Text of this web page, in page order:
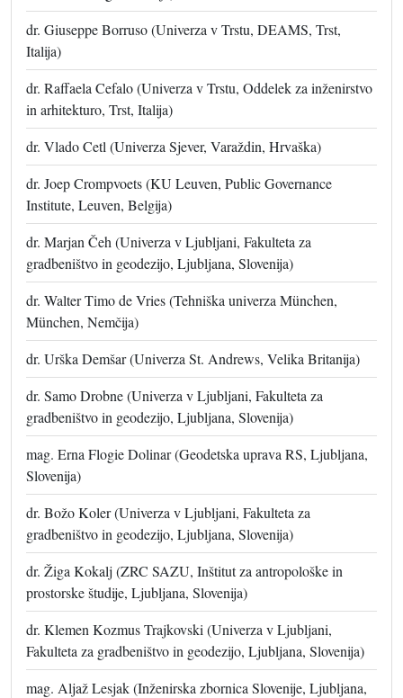
dr. Giuseppe Borruso (Univerza v Trstu, DEAMS, Trst,
Italija)
dr. Raffaela Cefalo (Univerza v Trstu, Oddelek za inženirstvo
in arhitekturo, Trst, Italija)
dr. Vlado Cetl (Univerza Sjever, Varaždin, Hrvaška)
dr. Joep Crompvoets (KU Leuven, Public Governance
Institute, Leuven, Belgija)
dr. Marjan Čeh (Univerza v Ljubljani, Fakulteta za
gradbeništvo in geodezijo, Ljubljana, Slovenija)
dr. Walter Timo de Vries (Tehniška univerza München,
München, Nemčija)
dr. Urška Demšar (Univerza St. Andrews, Velika Britanija)
dr. Samo Drobne (Univerza v Ljubljani, Fakulteta za
gradbeništvo in geodezijo, Ljubljana, Slovenija)
mag. Erna Flogie Dolinar (Geodetska uprava RS, Ljubljana,
Slovenija)
dr. Božo Koler (Univerza v Ljubljani, Fakulteta za
gradbeništvo in geodezijo, Ljubljana, Slovenija)
dr. Žiga Kokalj (ZRC SAZU, Inštitut za antropološke in
prostorske študije, Ljubljana, Slovenija)
dr. Klemen Kozmus Trajkovski (Univerza v Ljubljani,
Fakulteta za gradbeništvo in geodezijo, Ljubljana, Slovenija)
mag. Aljaž Lesjak (Inženirska zbornica Slovenije, Ljubljana,